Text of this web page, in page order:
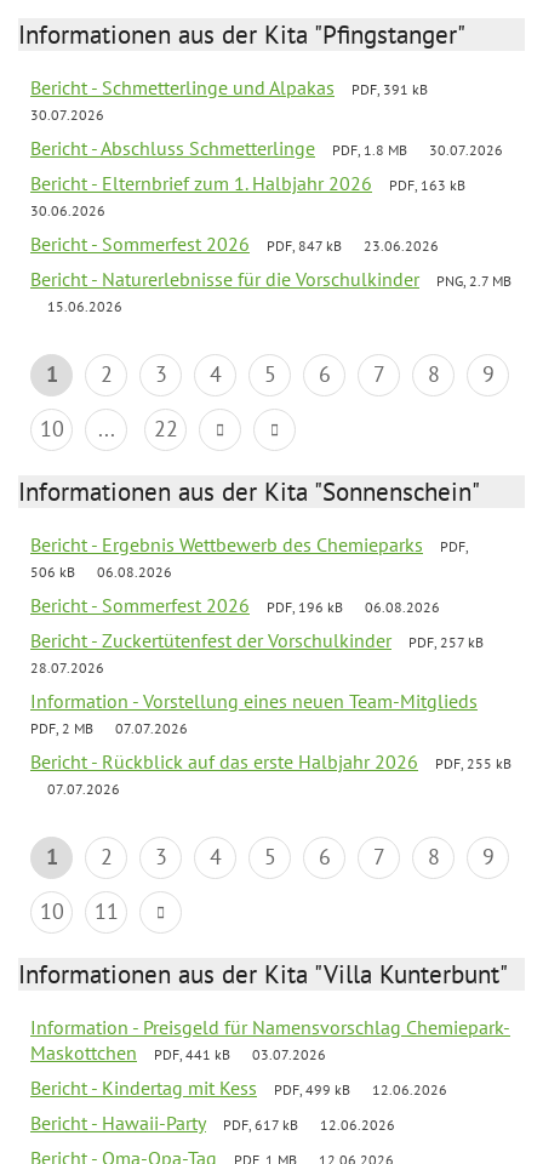
Informationen aus der Kita "Pfingstanger"
Bericht - Schmetterlinge und Alpakas
PDF, 391 kB
30.07.2026
Bericht - Abschluss Schmetterlinge PDF, 1.8 MB 30.07.2026
Bericht - Elternbrief zum 1. Halbjahr 2026
PDF, 163 kB
30.06.2026
Bericht - Sommerfest 2026 PDF, 847 kB 23.06.2026
Bericht - Naturerlebnisse für die Vorschulkinder
PNG, 2.7 MB
15.06.2026
1 2 3 4 5 6 7 8
9
10
... 22
Informationen aus der Kita "Sonnenschein"
Bericht - Ergebnis Wettbewerb des Chemieparks
PDF,
506 kB
06.08.2026
Bericht - Sommerfest 2026 PDF, 196 kB 06.08.2026
Bericht - Zuckertütenfest der Vorschulkinder
PDF, 257 kB
28.07.2026
Information - Vorstellung eines neuen Team-Mitglieds
PDF, 2 MB 07.07.2026
Bericht - Rückblick auf das erste Halbjahr 2026
PDF, 255 kB
07.07.2026
1 2 3 4 5 6 7 8
9
10
11
Informationen aus der Kita "Villa Kunterbunt"
Information - Preisgeld für Namensvorschlag Chemiepark-
Maskottchen
PDF, 441 kB 03.07.2026
Bericht - Kindertag mit Kess PDF, 499 kB 12.06.2026
Bericht - Hawaii-Party PDF, 617 kB 12.06.2026
Bericht - Oma-Opa-Tag PDF, 1 MB 12.06.2026